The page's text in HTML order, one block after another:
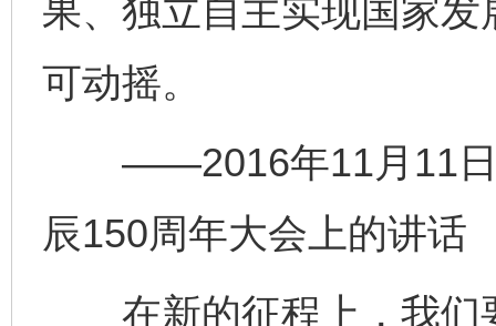
果、独立自主实现国家
可动摇。
——2016年11月11日
辰150周年大会上的讲话
在新的征程上，我们